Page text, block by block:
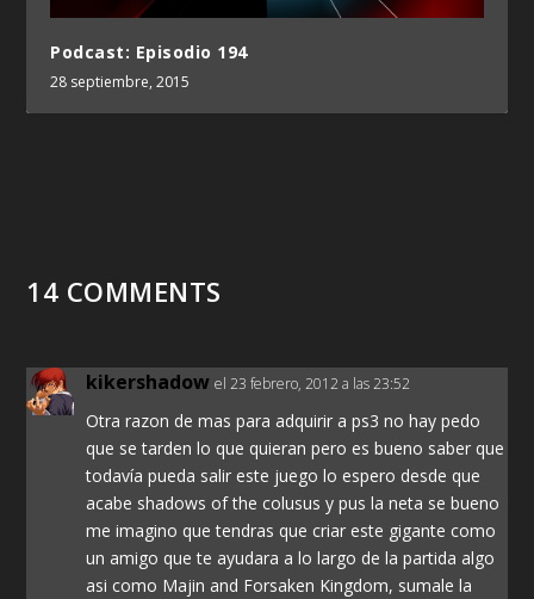
Podcast: Episodio 194
28 septiembre, 2015
14 COMMENTS
kikershadow el 23 febrero, 2012 a las 23:52
Otra razon de mas para adquirir a ps3 no hay pedo
que se tarden lo que quieran pero es bueno saber que
todavía pueda salir este juego lo espero desde que
acabe shadows of the colusus y pus la neta se bueno
me imagino que tendras que criar este gigante como
un amigo que te ayudara a lo largo de la partida algo
asi como Majin and Forsaken Kingdom, sumale la